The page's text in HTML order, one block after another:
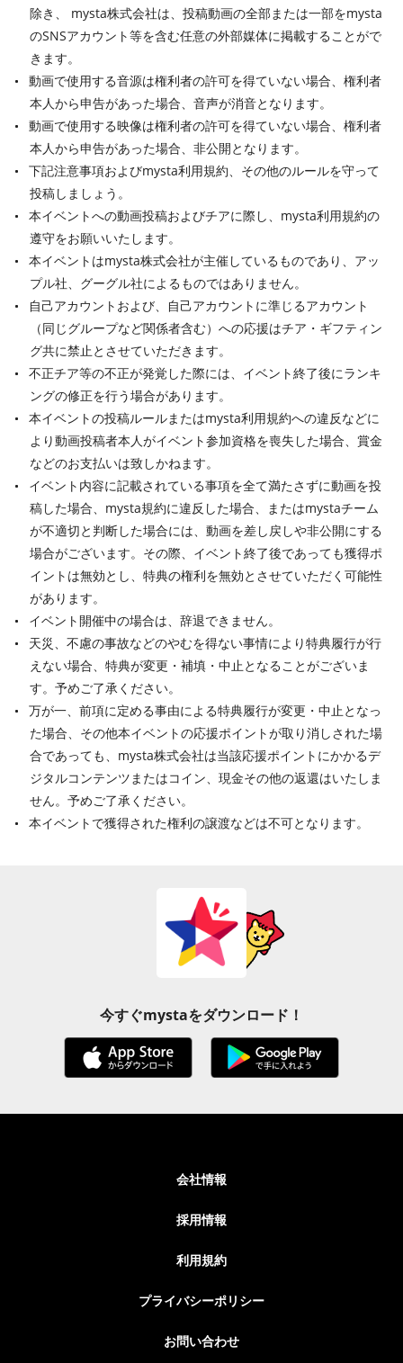
除き、 mysta株式会社は、投稿動画の全部または一部をmysta
のSNSアカウント等を含む任意の外部媒体に掲載することがで
きます。
動画で使用する音源は権利者の許可を得ていない場合、権利者
本人から申告があった場合、音声が消音となります。
動画で使用する映像は権利者の許可を得ていない場合、権利者
本人から申告があった場合、非公開となります。
下記注意事項およびmysta利用規約、その他のルールを守って
投稿しましょう。
本イベントへの動画投稿およびチアに際し、mysta利用規約の
遵守をお願いいたします。
本イベントはmysta株式会社が主催しているものであり、アッ
プル社、グーグル社によるものではありません。
自己アカウントおよび、自己アカウントに準じるアカウント
（同じグループなど関係者含む）への応援はチア・ギフティン
グ共に禁止とさせていただきます。
不正チア等の不正が発覚した際には、イベント終了後にランキ
ングの修正を行う場合があります。
本イベントの投稿ルールまたはmysta利用規約への違反などに
より動画投稿者本人がイベント参加資格を喪失した場合、賞金
などのお支払いは致しかねます。
イベント内容に記載されている事項を全て満たさずに動画を投
稿した場合、mysta規約に違反した場合、またはmystaチーム
が不適切と判断した場合には、動画を差し戻しや非公開にする
場合がございます。その際、イベント終了後であっても獲得ポ
イントは無効とし、特典の権利を無効とさせていただく可能性
があります。
イベント開催中の場合は、辞退できません。
天災、不慮の事故などのやむを得ない事情により特典履行が行
えない場合、特典が変更・補填・中止となることがございま
す。予めご了承ください。
万が一、前項に定める事由による特典履行が変更・中止となっ
た場合、その他本イベントの応援ポイントが取り消しされた場
合であっても、mysta株式会社は当該応援ポイントにかかるデ
ジタルコンテンツまたはコイン、現金その他の返還はいたしま
せん。予めご了承ください。
本イベントで獲得された権利の譲渡などは不可となります。
今すぐmystaをダウンロード！
会社情報
採用情報
利用規約
プライバシーポリシー
お問い合わせ